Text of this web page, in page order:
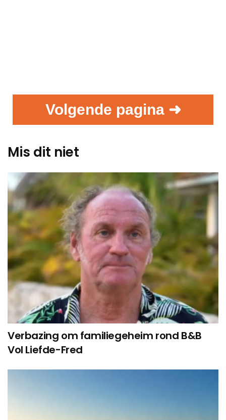
Volgende pagina ➜
Mis dit niet
Verbazing om familiegeheim rond B&B
Vol Liefde-Fred